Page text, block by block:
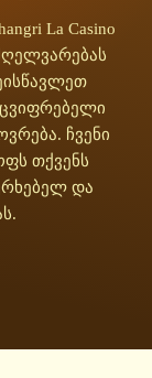
La Casino
ჩვენი
თქვენს
და